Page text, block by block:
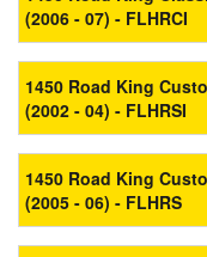
(2006 - 07) - FLHRCI
1450 Road King
(2002 - 04) - FLHRSI
1450 Road King
(2005 - 06) - FLHRS